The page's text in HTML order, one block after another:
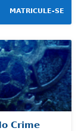
MATRICULE-SE
Crime